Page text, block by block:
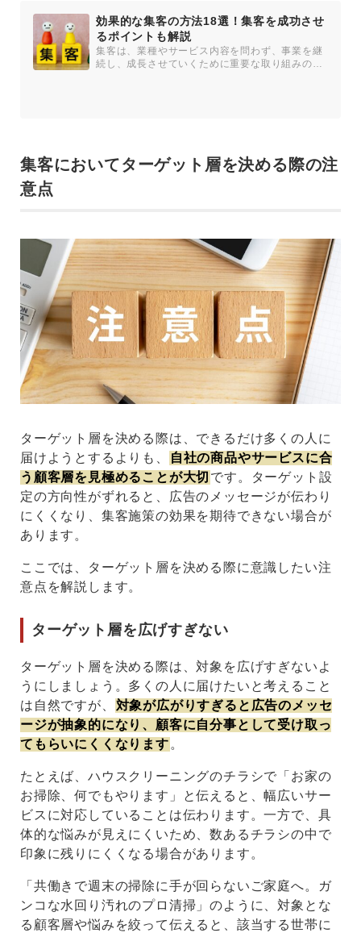
効果的な集客の方法18選！集客を成功させ
るポイントも解説
集客は、業種やサービス内容を問わず、事業を継
続し、成長させていくために重要な取り組みの一
集客においてターゲット層を決める際の注
意点
ターゲット層を決める際は、できるだけ多くの人に
届けようとするよりも、
自社の商品やサービスに合
う顧客層を見極めることが大切 です。ターゲット設
定の方向性がずれると、広告のメッセージが伝わり
にくくなり、集客施策の効果を期待できない場合が
あります。
ここでは、ターゲット層を決める際に意識したい注
意点を解説します。
ターゲット層を広げすぎない
ターゲット層を決める際は、対象を広げすぎないよ
うにしましょう。多くの人に届けたいと考えること
は自然ですが、 対象が広がりすぎると広告のメッセ
ージが抽象的になり、顧客に自分事として受け取っ
てもらいにくくなります。
たとえば、ハウスクリーニングのチラシで「お家の
お掃除、何でもやります」と伝えると、幅広いサー
ビスに対応していることは伝わります。一方で、具
体的な悩みが見えにくいため、数あるチラシの中で
印象に残りにくくなる場合があります。
「共働きで週末の掃除に手が回らないご家庭へ。ガ
ンコな水回り汚れのプロ清掃」のように、対象とな
る顧客層や悩みを絞って伝えると、該当する世帯に